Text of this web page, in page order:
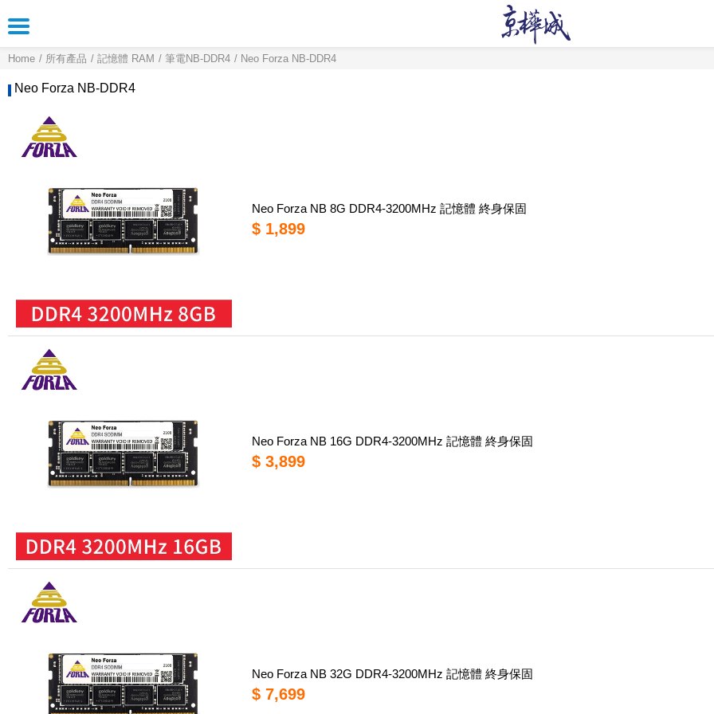
Home 所有產品 記憶體 RAM 筆電NB-DDR4 Neo Forza NB-DDR4
Neo Forza NB-DDR4
Neo Forza NB 8G DDR4-3200MHz 記憶體 終身保固
$ 1,899
Neo Forza NB 16G DDR4-3200MHz 記憶體 終身保固
$ 3,899
Neo Forza NB 32G DDR4-3200MHz 記憶體 終身保固
$ 7,699